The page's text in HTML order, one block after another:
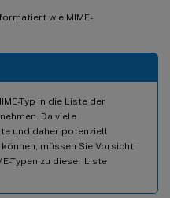
wie MIME-
Typ in die Liste der
Da viele
und daher potenziell
müssen Sie Vorsicht
Typen zu dieser Liste